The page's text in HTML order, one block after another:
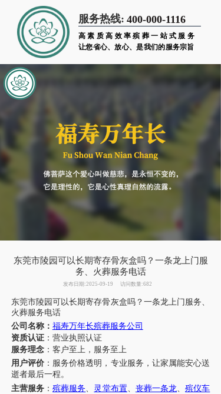
服务热线: 400-000-1116
高素质高效率殡葬一站式服务
让您省心、放心、是我们的服务宗旨
东莞市陵园可以长期寄存骨灰盒吗？一条龙上门服
务、火葬服务电话
发布日期:2025-09-19 访问数量:682
东莞市陵园可以长期寄存骨灰盒吗？ 一条龙上门服务、
火葬服务电话
公司名称： 福寿万年长殡葬服务公司
资质认证：营业执照认证
服务理念：客户至上，服务至上
用户评价 ： 服务价格透明， 专业服务 ，让家属能安心送
逝者最后一程。
主营服务 ：殡葬服务、 灵堂布置、 丧葬一条龙、殡仪车